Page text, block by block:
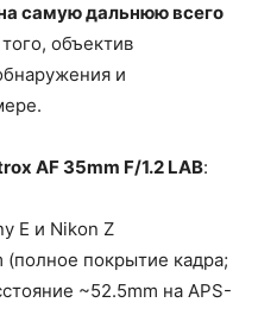
самую дальнюю всего
объектив
и
AF 35mm F/1.2 LAB:
E и Nikon Z
(полное покрытие кадра;
~52.5mm на APS-